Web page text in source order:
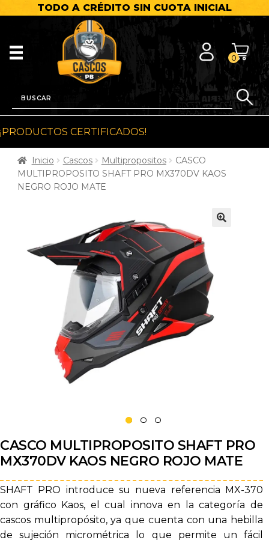
TODO A CRÉDITO SIN CUOTA INICIAL
0
¡PRODUCTOS CERTIFICADOS!
Inicio Cascos Multipropositos
CASCO
MULTIPROPOSITO SHAFT PRO MX370DV KAOS
NEGRO ROJO MATE
CASCO MULTIPROPOSITO SHAFT PRO
MX370DV KAOS NEGRO ROJO MATE
SHAFT PRO introduce su nueva referencia MX-370
con gráfico Kaos, el cual innova en la categoría de
cascos multipropósito, ya que cuenta con una hebilla
de sujeción micrométrica lo que permite un fácil